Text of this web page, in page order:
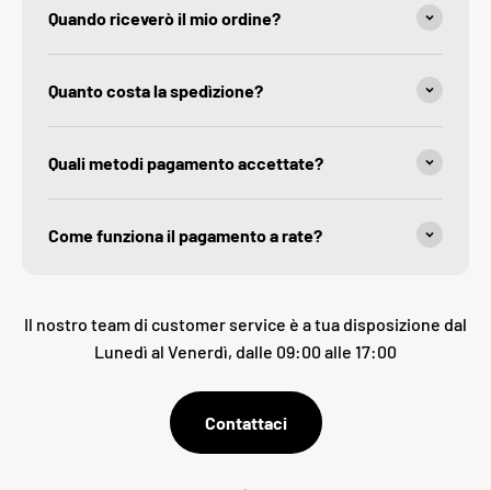
Quando riceverò il mio ordine?
Quanto costa la spedìzione?
Quali metodi pagamento accettate?
Come funziona il pagamento a rate?
Il nostro team di customer service è a tua disposizione dal
Lunedì al Venerdì, dalle 09:00 alle 17:00
Contattaci